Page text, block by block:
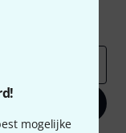
mogelijke